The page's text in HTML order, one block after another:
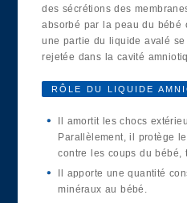
des sécrétions des
absorbé par la peau du bébé
une partie du liquide avalé
rejetée dans la cavité
RÔLE DU LIQUIDE
Il amortit les chocs
Parallèlement, il protège
contre les coups du bébé,
Il apporte une quantité
minéraux au bébé.